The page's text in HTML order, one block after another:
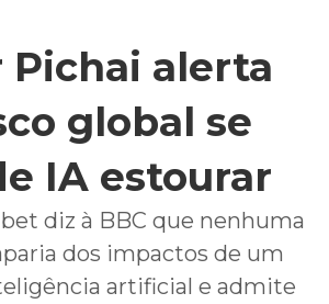
Pichai alerta
global se
IA estourar
diz à BBC que nenhuma
dos impactos de um
artificial e admite